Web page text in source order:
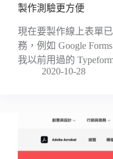
製作測驗更方便
現在要製作線上表單
務，例如 Google
我以前用過的
2020-10-28